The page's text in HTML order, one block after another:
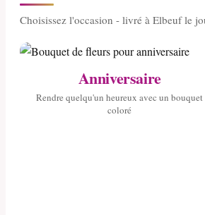
Choisissez l'occasion - livré à Elbeuf le
Anniversaire
Rendre quelqu'un heureux avec un bouquet
coloré